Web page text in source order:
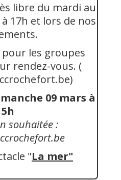
libre du mardi au
17h et lors de nos
les groupes
rendez-vous. (
)
09 mars à
souhaitée :
"La mer"